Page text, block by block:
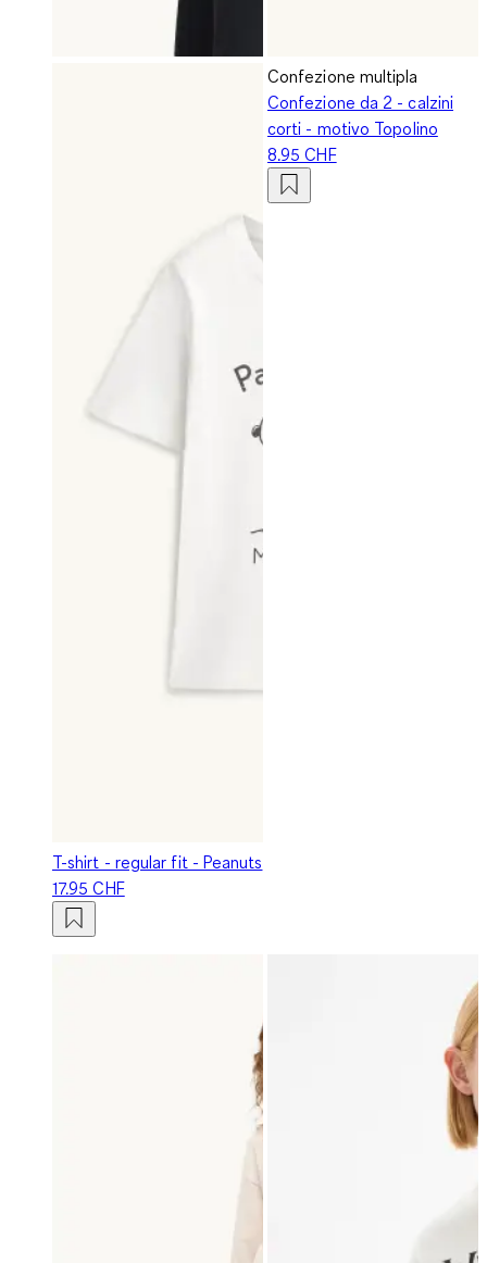
T-shirt - regular fit - Peanuts
17.95 CHF
Confezione multipla
Confezione da 2 - calzini
corti - motivo Topolino
8.95 CHF